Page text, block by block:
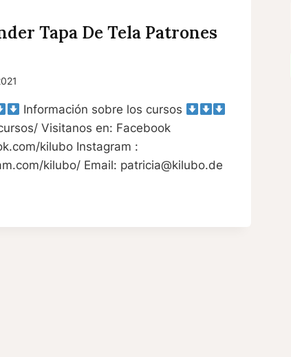
Tapa De Tela Patrones
Información sobre los cursos
Visitanos en: Facebook
kilubo Instagram :
kilubo/ Email: patricia@kilubo.de